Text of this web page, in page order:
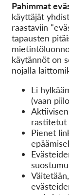
Pahimmat
käyttäjät
raastaviin
tapausten
käytännöt on
nojalla
Ei
(vaan
rastitetut
Pienet